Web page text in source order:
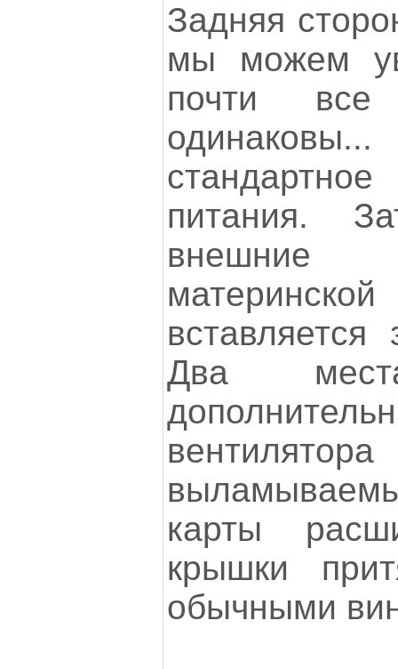
Задняя
мы можем
почти
питания.
внешние
Два
карты
крышки
обычными